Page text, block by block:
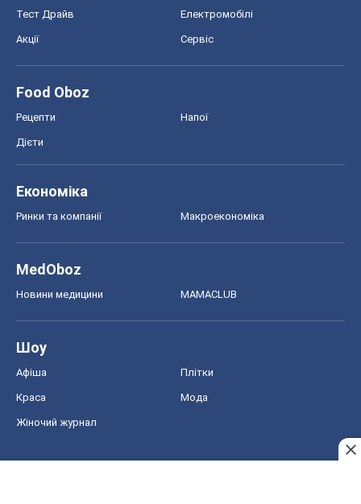
Тест Драйв Електромобілі
Акції Сервіс
Food Oboz
Рецепти Напої
Дієти
Економіка
Ринки та компанії Макроекономіка
MedOboz
Новини медицини MAMACLUB
Шоу
Афіша Плітки
Краса Мода
Жіночий журнал